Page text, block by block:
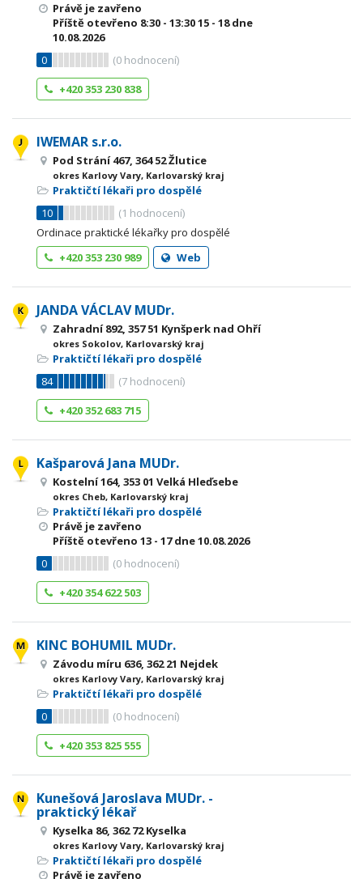
Právě je zavřeno
Příště otevřeno 8:30 - 13:3015 - 18dne
10.08.2026
0
(0 hodnocení)
+420 353 230 838
IWEMAR s.r.o.
Pod Strání 467, 364 52 Žlutice
okres Karlovy Vary, Karlovarský kraj
Praktičtí lékaři pro dospělé
10
(1 hodnocení)
Ordinace praktické lékařky pro dospělé
+420 353 230 989
Web
JANDA VÁCLAV MUDr.
Zahradní 892, 357 51 Kynšperk nad Ohří
okres Sokolov, Karlovarský kraj
Praktičtí lékaři pro dospělé
84
(7 hodnocení)
+420 352 683 715
Kašparová Jana MUDr.
Kostelní 164, 353 01 Velká Hleďsebe
okres Cheb, Karlovarský kraj
Praktičtí lékaři pro dospělé
Právě je zavřeno
Příště otevřeno 13 - 17dne 10.08.2026
0
(0 hodnocení)
+420 354 622 503
KINC BOHUMIL MUDr.
Závodu míru 636, 362 21 Nejdek
okres Karlovy Vary, Karlovarský kraj
Praktičtí lékaři pro dospělé
0
(0 hodnocení)
+420 353 825 555
Kunešová Jaroslava MUDr. -
praktický lékař
Kyselka 86, 362 72 Kyselka
okres Karlovy Vary, Karlovarský kraj
Praktičtí lékaři pro dospělé
Právě je zavřeno